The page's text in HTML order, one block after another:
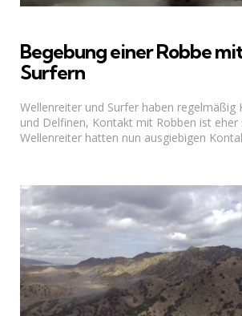
Begebung einer Robbe
Surfern
Wellenreiter und Surfer haben regelmäßig
und Delfinen, Kontakt mit Robben ist eher
Wellenreiter hatten nun ausgiebigen